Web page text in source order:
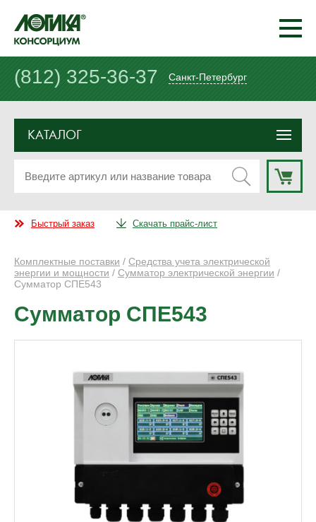
(812) 325-36-37 Санкт-Петербург
КАТАЛОГ
Быстрый заказ Скачать прайс-лист
Комплектные поставки / Средства учета электрической
энергии и мощности / Сумматор электрической энергии /
Сумматор СПЕ543
Сумматор СПЕ543